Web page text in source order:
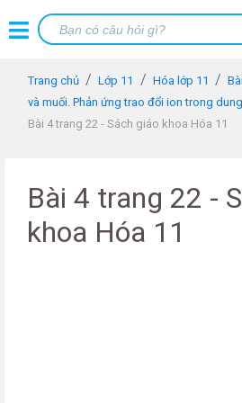
Trang chủ Lớp 11 Hóa lớp 11
và muối. Phản ứng trao đổi ion trong
Bài 4 trang 22 - Sách giáo khoa Hóa 11
Bài 4 trang 22 -
khoa Hóa 11